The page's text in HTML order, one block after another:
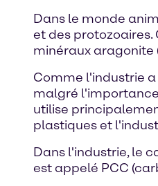
Dans le monde
et des
minéraux aragonite
Comme l'industrie
malgré
utilise
plastiques et
Dans l'industrie, le
est appelé PCC